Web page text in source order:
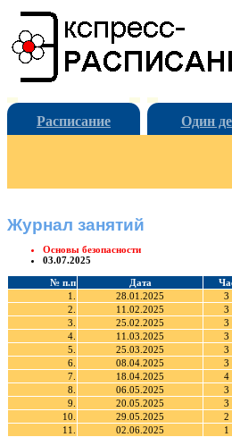
Расписание Один
Журнал занятий
Основы безопасности
03.07.2025
№ п.п Дата
1.
28.01.2025 3
2.
11.02.2025 3
3.
25.02.2025 3
4.
11.03.2025 3
5.
25.03.2025 3
6.
08.04.2025 3
7.
18.04.2025 4
8.
06.05.2025 3
9.
20.05.2025 3
10.
29.05.2025 2
11.
02.06.2025 1